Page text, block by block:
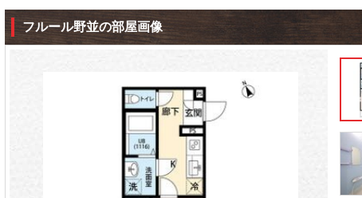
フルール野並の部屋画像